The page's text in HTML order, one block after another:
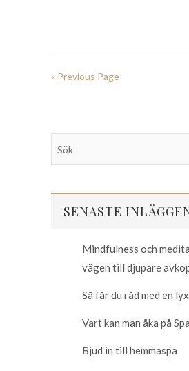
« Previous Page
SENASTE
Mindfulness och
vägen till djupare
Så får du råd med en
Vart kan man åka på
Bjud in till hemmaspa